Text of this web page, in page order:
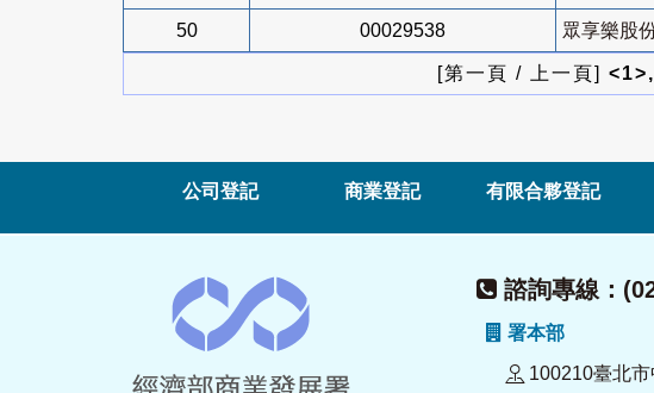
50 00029538 眾享樂股
[第一頁 / 上一頁] <1>,
公司登記 商業登記 有限合夥登記
諮詢專線：
署本部
100210臺北